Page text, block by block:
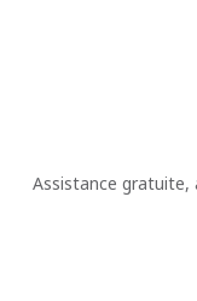
Assistance gratuite,